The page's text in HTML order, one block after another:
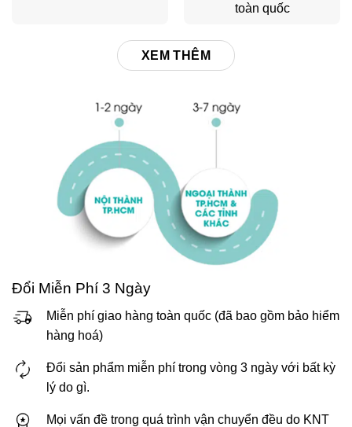
toàn quốc
XEM THÊM
Đổi Miễn Phí 3 Ngày
Miễn phí giao hàng toàn quốc (đã bao gồm bảo hiểm
hàng hoá)
Đổi sản phẩm miễn phí trong vòng 3 ngày với bất kỳ
lý do gì.
Mọi vấn đề trong quá trình vận chuyển đều do KNT